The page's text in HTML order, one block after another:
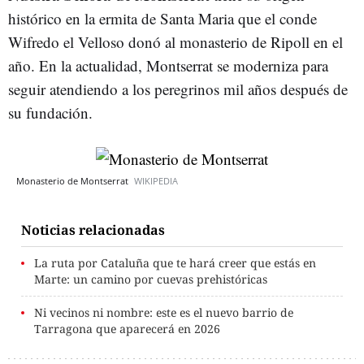
histórico en la ermita de Santa Maria que el conde
Wifredo el Velloso donó al monasterio de Ripoll en el
año. En la actualidad, Montserrat se moderniza para
seguir atendiendo a los peregrinos mil años después de
su fundación.
Monasterio de Montserrat WIKIPEDIA
Noticias relacionadas
La ruta por Cataluña que te hará creer que estás en
Marte: un camino por cuevas prehistóricas
Ni vecinos ni nombre: este es el nuevo barrio de
Tarragona que aparecerá en 2026